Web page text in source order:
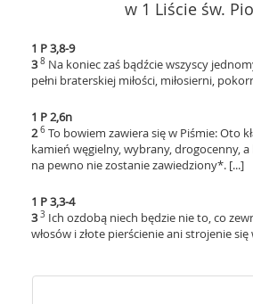
w 1 Liście św.
1 P 3,8-9
3 8 Na koniec zaś bądźcie wszyscy
pełni braterskiej miłości, miłosierni,
1 P 2,6n
2 6 To bowiem zawiera się w Piśmie: Oto
kamień węgielny, wybrany, drogocenny,
na pewno nie zostanie zawiedziony*. [...]
1 P 3,3-4
3 3 Ich ozdobą niech będzie nie to, co
włosów i złote pierścienie ani strojenie